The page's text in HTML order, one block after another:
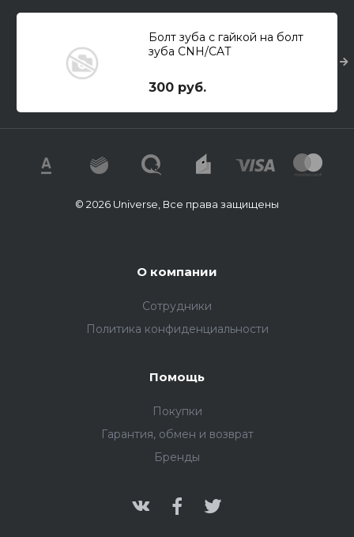
Болт зуба с гайкой на болт
зуба CNH/CAT
300 руб.
© 2026 Universe, Все права защищены
О компании
Сотрудники
Политика конфиденциальности
Помощь
Покупки
Гарантия, обмен и возврат
Бренды